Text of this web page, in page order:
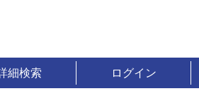
細検索 ログイン